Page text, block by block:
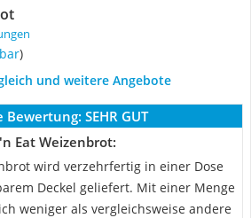
)
und weitere Angebote
Bewertung: SEHR GUT
Eat Weizenbrot:
wird verzehrfertig in einer Dose
Deckel geliefert. Mit einer Menge
weniger als vergleichsweise andere